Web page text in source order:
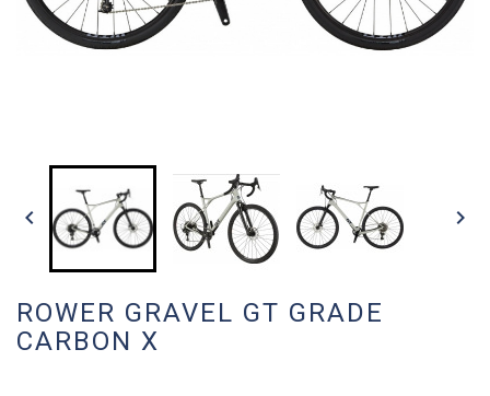
 
ROWER GRAVEL GT GRADE
CARBON X